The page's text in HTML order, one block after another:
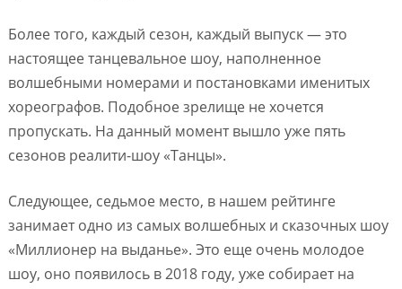
Более того, каждый сезон, каждый выпуск — это
настоящее танцевальное шоу, наполненное
волшебными номерами и постановками именитых
хореографов. Подобное зрелище не хочется
пропускать. На данный момент вышло уже пять
сезонов реалити-шоу «Танцы».
Следующее, седьмое место, в нашем рейтинге
занимает одно из самых волшебных и сказочных шоу
«Миллионер на выданье». Это еще очень молодое
шоу, оно появилось в 2018 году, уже собирает на